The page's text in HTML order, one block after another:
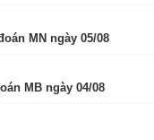
MN ngày 05/08
MB ngày 04/08